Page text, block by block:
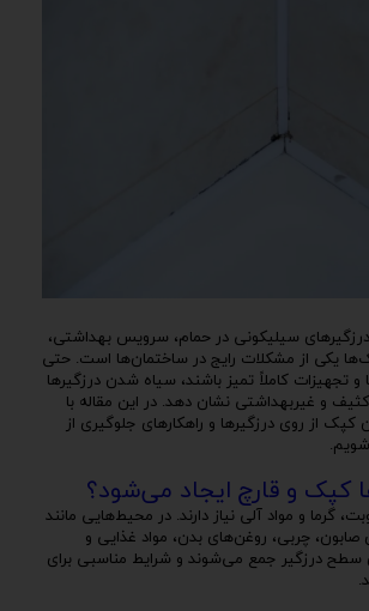
سیلیکونی در حمام، سرویس بهداشتی،
یکی از مشکلات رایج در ساختمان‌ها است. حتی
تجهیزات کاملاً تمیز باشند، سیاه شدن درزگیرها
و غیربهداشتی نشان دهد. در این مقاله با
از روی درزگیرها و راهکارهای جلوگیری از
کپک و قارچ ایجاد می‌شود؟
گرما و مواد آلی نیاز دارند. در محیط‌هایی مانند
صابون، چربی، روغن‌های بدن، مواد غذایی و
درزگیر جمع می‌شوند و شرایط مناسبی برای